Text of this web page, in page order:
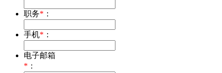
职务* ：
手机* ：
电子邮箱
* ：